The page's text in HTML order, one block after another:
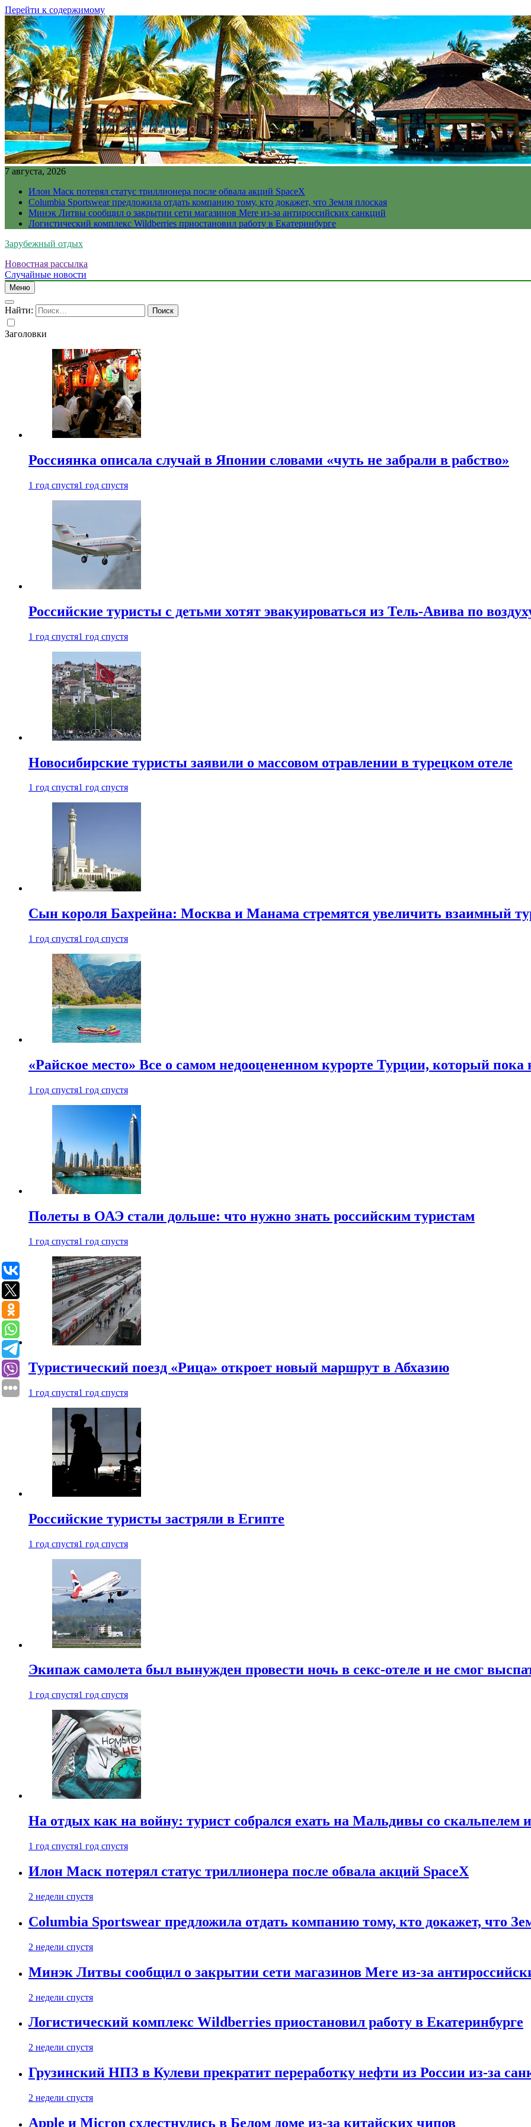
Перейти к содержимому
7 августа, 2026
Илон Маск потерял статус триллионера после обвала акций SpaceX
Columbia Sportswear предложила отдать компанию тому, кто докажет, что Земля плоская
Минэк Литвы сообщил о закрытии сети магазинов Mere из-за антироссийских санкций
Логистический комплекс Wildberries приостановил работу в Екатеринбурге
Зарубежный отдых
Новостная рассылка
Случайные новости
Меню
Найти:
Заголовки
Россиянка описала случай в Японии словами «чуть не забрали в рабство»
1 год спустя1 год спустя
Российские туристы с детьми хотят эвакуироваться из Тель-Авива по
1 год спустя1 год спустя
Новосибирские туристы заявили о массовом отравлении в турецком отеле
1 год спустя1 год спустя
Сын короля Бахрейна: Москва и Манама стремятся увеличить взаимный
1 год спустя1 год спустя
«Райское место» Все о самом недооцененном курорте Турции, который пока
1 год спустя1 год спустя
Полеты в ОАЭ стали дольше: что нужно знать российским туристам
1 год спустя1 год спустя
Туристический поезд «Рица» откроет новый маршрут в Абхазию
1 год спустя1 год спустя
Российские туристы застряли в Египте
1 год спустя1 год спустя
Экипаж самолета был вынужден провести ночь в секс-отеле и не смог
1 год спустя1 год спустя
На отдых как на войну: турист собрался ехать на Мальдивы со скальпелем
1 год спустя1 год спустя
Илон Маск потерял статус триллионера после обвала акций SpaceX
2 недели спустя
Columbia Sportswear предложила отдать компанию тому, кто докажет, что
2 недели спустя
Минэк Литвы сообщил о закрытии сети магазинов Mere из-за
2 недели спустя
Логистический комплекс Wildberries приостановил работу в Екатеринбурге
2 недели спустя
Грузинский НПЗ в Кулеви прекратит переработку нефти из России из-за
2 недели спустя
Apple и Micron схлестнулись в Белом доме из-за китайских чипов